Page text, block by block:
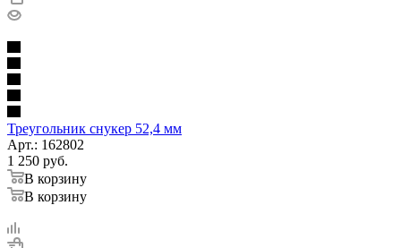
Треугольник снукер 52,4 мм
Арт.: 162802
1 250 руб.
В корзину
В корзину